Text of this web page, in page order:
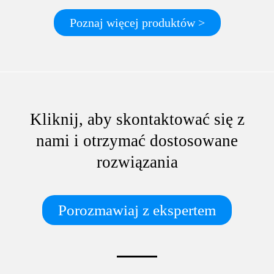
Poznaj więcej produktów >
Kliknij, aby skontaktować się z
nami i otrzymać dostosowane
rozwiązania
Porozmawiaj z ekspertem